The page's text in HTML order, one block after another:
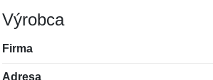
Výrobca
Firma
Adresa